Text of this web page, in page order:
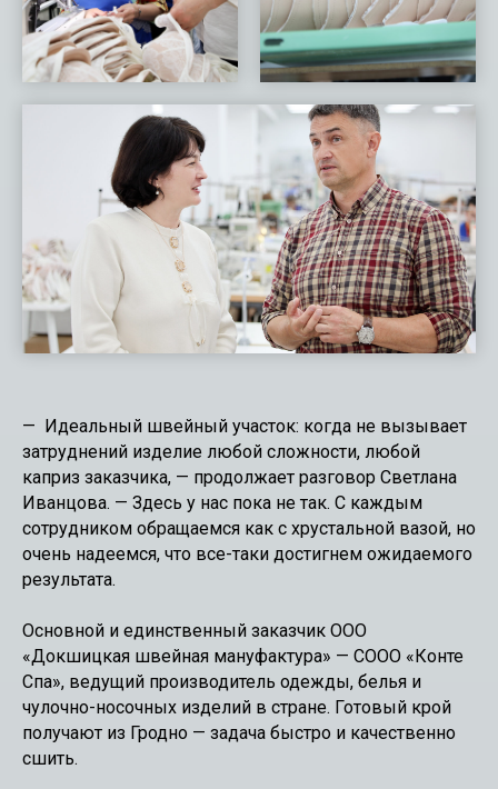
— Идеальный швейный участок: когда не вызывает
затруднений изделие любой сложности, любой
каприз заказчика, — продолжает разговор Светлана
Иванцова. — Здесь у нас пока не так. С каждым
сотрудником обращаемся как с хрустальной вазой, но
очень надеемся, что все-таки достигнем ожидаемого
результата.
Основной и единственный заказчик ООО
«Докшицкая швейная мануфактура» — СООО «Конте
Спа», ведущий производитель одежды, белья и
чулочно-­носочных изделий в стране. Готовый крой
получают из Гродно — задача быстро и качественно
сшить.